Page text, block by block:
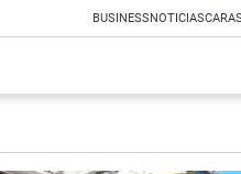
BUSINESSNOTICIASCARAS